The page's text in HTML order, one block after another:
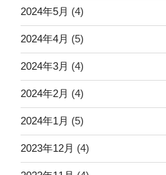
2024年5月 (4)
2024年4月 (5)
2024年3月 (4)
2024年2月 (4)
2024年1月 (5)
2023年12月 (4)